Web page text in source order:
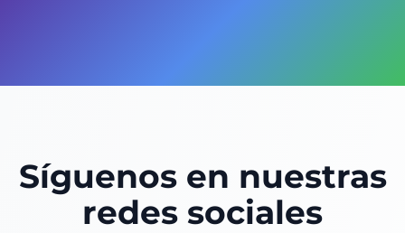
Síguenos en nuestras
redes sociales